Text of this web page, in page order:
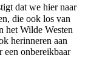
dat we hier naar
die ook los van
het Wilde Westen
herinneren aan
een onbereikbaar